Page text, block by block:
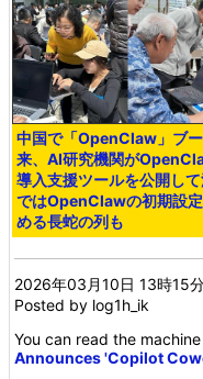
中国で「OpenClaw」ブ
来、AI研究機関が
導入支援ツールを公開して
ではOpenClawの初期設
める長蛇の列も
2026年03月10日 13時15
Posted by log1h_ik
You can read the
Announces 'Copilot